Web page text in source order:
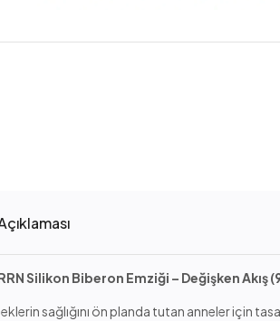
Silikon Biberon Emziği – Değişken Akış
sağlığını ön planda tutan anneler için